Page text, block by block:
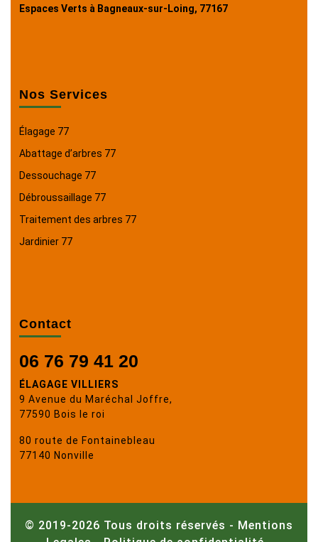
Espaces Verts à Bagneaux-sur-Loing, 77167
Nos Services
Élagage 77
Abattage d’arbres 77
Dessouchage 77
Débroussaillage 77
Traitement des arbres 77
Jardinier 77
Contact
06 76 79 41 20
ÉLAGAGE VILLIERS
9 Avenue du Maréchal Joffre,
77590 Bois le roi
80 route de Fontainebleau
77140 Nonville
© 2019-2026 Tous droits réservés - Mentions